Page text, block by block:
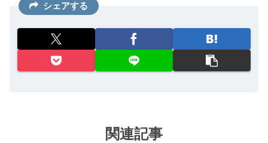
シェアする
関連記事